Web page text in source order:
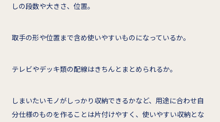
しの段数や大きさ、位置。
取手の形や位置まで含め使いやすいものになっているか。
テレビやデッキ類の配線はきちんとまとめられるか。
しまいたいモノがしっかり収納できるかなど、用途に合わせ自
分仕様のものを作ることは片付けやすく、使いやすい収納とな